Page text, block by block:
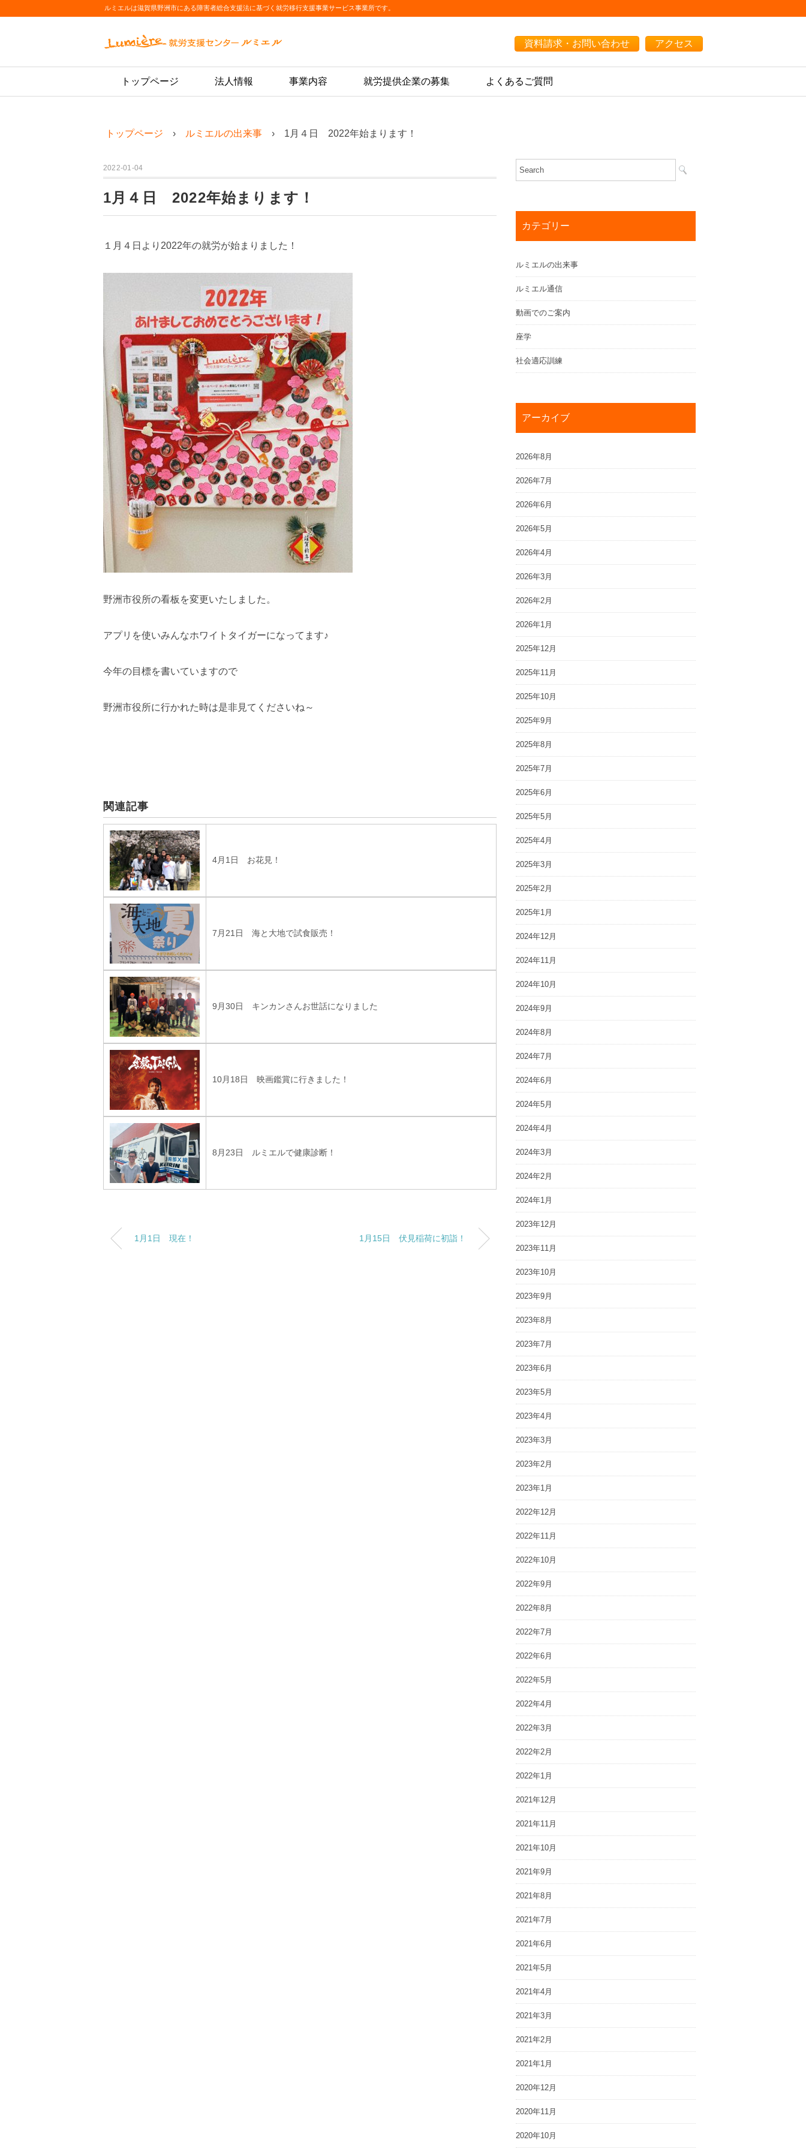
ルミエルは滋賀県野洲市にある障害者総合支援法に基づく就労移行支援事業サービス事業所です。
資料請求・お問い合わせ アクセス
トップページ 法人情報 事業内容 就労提供企業の募集 よくあるご質問
トップページ ルミエルの出来事 1月４日 2022年始まります！
2022-01-04
1月４日 2022年始まります！
１月４日より2022年の就労が始まりました！
野洲市役所の看板を変更いたしました。
アプリを使いみんなホワイトタイガーになってます♪
今年の目標を書いていますので
野洲市役所に行かれた時は是非見てくださいね～
関連記事
4月1日 お花見！
7月21日 海と大地で試食販売！
9月30日 キンカンさんお世話になりました
10月18日 映画鑑賞に行きました！
8月23日 ルミエルで健康診断！
1月1日 現在！ 1月15日 伏見稲荷に初詣！
カテゴリー
ルミエルの出来事
ルミエル通信
動画でのご案内
座学
社会適応訓練
アーカイブ
2026年8月
2026年7月
2026年6月
2026年5月
2026年4月
2026年3月
2026年2月
2026年1月
2025年12月
2025年11月
2025年10月
2025年9月
2025年8月
2025年7月
2025年6月
2025年5月
2025年4月
2025年3月
2025年2月
2025年1月
2024年12月
2024年11月
2024年10月
2024年9月
2024年8月
2024年7月
2024年6月
2024年5月
2024年4月
2024年3月
2024年2月
2024年1月
2023年12月
2023年11月
2023年10月
2023年9月
2023年8月
2023年7月
2023年6月
2023年5月
2023年4月
2023年3月
2023年2月
2023年1月
2022年12月
2022年11月
2022年10月
2022年9月
2022年8月
2022年7月
2022年6月
2022年5月
2022年4月
2022年3月
2022年2月
2022年1月
2021年12月
2021年11月
2021年10月
2021年9月
2021年8月
2021年7月
2021年6月
2021年5月
2021年4月
2021年3月
2021年2月
2021年1月
2020年12月
2020年11月
2020年10月